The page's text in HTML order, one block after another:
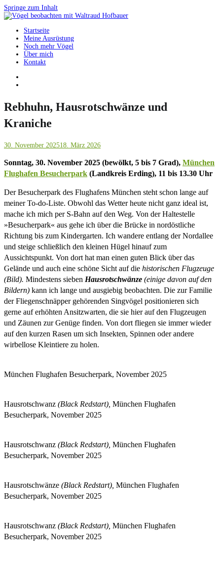
Springe zum Inhalt
Vögel beobachten mit Waltraud Hofbauer
Startseite
Meine Ausrüstung
Noch mehr Vögel
Über mich
Kontakt
Rebhuhn, Hausrotschwänze und
Kraniche
30. November 202518. März 2026
Sonntag, 30. November 2025 (bewölkt, 5 bis 7 Grad), München
Flughafen Besucherpark (Landkreis Erding), 11 bis 13.30 Uhr
Der Besucherpark des Flughafens München steht schon lange auf
meiner To-do-Liste. Obwohl das Wetter heute nicht ganz ideal ist,
mache ich mich per S-Bahn auf den Weg. Von der Haltestelle
»Besucherpark« aus gehe ich über die Brücke in nordöstliche
Richtung bis zum Kindergarten. Ich wandere entlang der Nordallee
und steige schließlich den kleinen Hügel hinauf zum
Aussichtspunkt. Von dort hat man einen guten Blick über das
Gelände und auch eine schöne Sicht auf die historischen Flugzeuge
(Bild). Mindestens sieben Hausrotschwänze (einige davon auf den
Bildern) kann ich lange und ausgiebig beobachten. Die zur Familie
der Fliegenschnäpper gehörenden Singvögel positionieren sich
gerne auf erhöhten Ansitzwarten, die sie hier auf den Flugzeugen
und Zäunen zur Genüge finden. Von dort fliegen sie immer wieder
auf den kurzen Rasen um sich Insekten, Spinnen oder andere
wirbellose Kleintiere zu holen.
München Flughafen Besucherpark, November 2025
Hausrotschwanz (Black Redstart), München Flughafen
Besucherpark, November 2025
Hausrotschwanz (Black Redstart), München Flughafen
Besucherpark, November 2025
Hausrotschwänze (Black Redstart), München Flughafen
Besucherpark, November 2025
Hausrotschwanz (Black Redstart), München Flughafen
Besucherpark, November 2025